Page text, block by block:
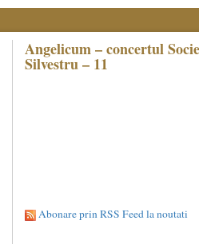
Angelicum – concertul
Silvestru – 11
Abonare prin RSS Feed la noutati